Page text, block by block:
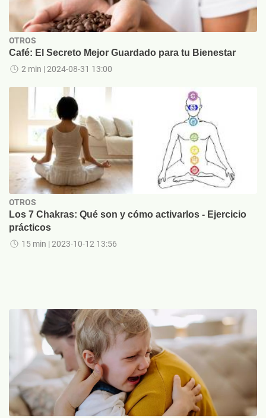
OTROS
Café: El Secreto Mejor Guardado para tu Bienestar
2 min | 2024-08-31 13:00
OTROS
Los 7 Chakras: Qué son y cómo activarlos - Ejercicio
prácticos
15 min | 2023-10-12 13:56